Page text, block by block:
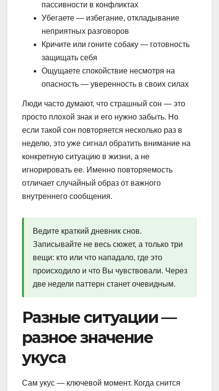
пассивности в конфликтах
Убегаете — избегание, откладывание
неприятных разговоров
Кричите или гоните собаку — готовность
защищать себя
Ощущаете спокойствие несмотря на
опасность — уверенность в своих силах
Люди часто думают, что страшный сон — это
просто плохой знак и его нужно забыть. Но
если такой сон повторяется несколько раз в
неделю, это уже сигнал обратить внимание на
конкретную ситуацию в жизни, а не
игнорировать ее. Именно повторяемость
отличает случайный образ от важного
внутреннего сообщения.
Ведите краткий дневник снов.
Записывайте не весь сюжет, а только три
вещи: кто или что нападало, где это
происходило и что Вы чувствовали. Через
две недели паттерн станет очевидным.
Разные ситуации —
разное значение
укуса
Сам укус — ключевой момент. Когда снится